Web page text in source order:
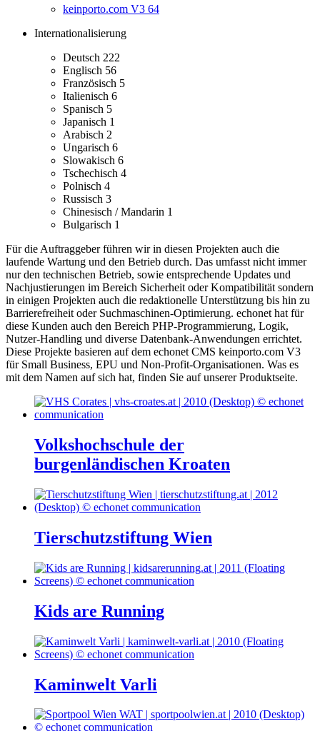
keinporto.com V3 64
Internationalisierung
Deutsch 222
Englisch 56
Französisch 5
Italienisch 6
Spanisch 5
Japanisch 1
Arabisch 2
Ungarisch 6
Slowakisch 6
Tschechisch 4
Polnisch 4
Russisch 3
Chinesisch / Mandarin 1
Bulgarisch 1
Für die Auftraggeber führen wir in diesen Projekten auch die
laufende Wartung und den Betrieb durch. Das umfasst nicht immer
nur den technischen Betrieb, sowie entsprechende Updates und
Nachjustierungen im Bereich Sicherheit oder Kompatibilität sondern
in einigen Projekten auch die redaktionelle Unterstützung bis hin zu
Barrierefreiheit oder Suchmaschinen-Optimierung. echonet hat für
diese Kunden auch den Bereich PHP-Programmierung, Logik,
Nutzer-Handling und diverse Datenbank-Anwendungen errichtet.
Diese Projekte basieren auf dem echonet CMS keinporto.com V3
für Small Business, EPU und Non-Profit-Organisationen. Was es
mit dem Namen auf sich hat, finden Sie auf unserer Produktseite.
Volkshochschule der
burgenländischen Kroaten
Tierschutzstiftung Wien
Kids are Running
Kaminwelt Varli